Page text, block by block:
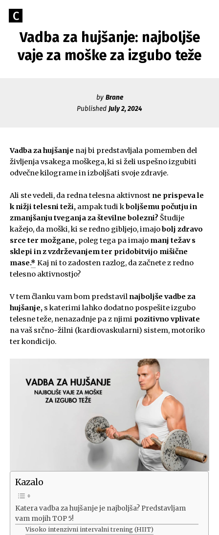
Go
the
home
page
C
CAERUS
Caerus
Blog
Vadba za hujšanje: najboljše
vaje za moške za izgubo teže
by Brane
Published July 2, 2024
Vadba za hujšanje naj bi predstavljala pomemben del
življenja vsakega moškega, ki si želi uspešno izgubiti
odvečne kilograme in izboljšati svoje zdravje.
Ali ste vedeli, da redna telesna aktivnost ne prispeva le
k nižji telesni teži, ampak tudi kboljšemu počutju in
zmanjšanju tveganja za številne bolezni? Študije
kažejo, da moški, ki se redno gibljejo, imajobolj zdravo
srce ter možgane, poleg tega pa imajo manj težav s
sklepi in z vzdrževanjem ter pridobitvijo mišične
mase.* Kaj ni to zadosten razlog, da začnete z redno
telesno aktivnostjo?
V tem članku vam bom predstavil najboljše vadbe za
hujšanje, s katerimi lahko dodatno pospešite izgubo
telesne teže, nenazadnje pa z njimi pozitivno vplivate
na vaš srčno-žilni (kardiovaskularni) sistem, motoriko
ter kondicijo.
Kazalo
Katera vadba za hujšanje je najboljša? Predstavljam
vam mojih TOP 5!
Visoko intenzivni intervalni trening (HIIT)